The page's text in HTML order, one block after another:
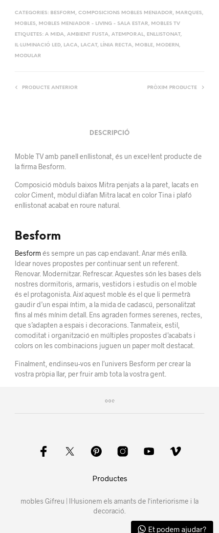
CATEGORIES: BESFORM , COMPOSICIONS MOBLES MENJADOR, MARQUES,
MOBLES, MOBLES MENJADOR - LIVING - SALA ESTAR, MOBLES TV
ETIQUETES: A MIDA, AMBIENT FUSTA, ATEMPORAL, ENLLISTONAT,
IL·LUMINACIÓ LED, LACA, LACAT, LÍNIA RECTA, MOBLE, MODERN ,
MODULAR
PRODUCTE ANTERIOR PRÒXIM PRODUCTE
DESCRIPCIÓ
Moble TV amb panell enllistonat, és un excel·lent producte de
la firma Besform.
Composició mòduls baixos Mitra penjats a la paret, lacats en
color Ciment, mòdul diàfan Mitra lacat en color Tina i plafó
enllistonat acabat en roure natural.
Besform
Besform és sempre un pas cap endavant. Anar més enllà.
Idear noves propostes per continuar sent un referent.
Renovar. Modernitzar. Refrescar. Aquestes són les bases dels
nostres dormitoris, armaris, vestidors i estudis on el moble
és el protagonista. Així aquest moble és el que li permetrà
gaudir d’un espai íntim, a la mida de cadascú, personalitzat
fins al més mínim detall. Ens agraden formes serenes, rectes,
que s’adapten a espais i decoracions. Tanmateix, estil,
comoditat i organització en múltiples propostes d’acabats i
colors on les combinacions juguen un paper molt destacat.
Finalment, endinseu-vos en l’univers Besform per crear la
vostra pròpia llar, per fruir amb tota la vostra gent.
Productes
mobles Gifreu | Il·lusionem els amants de l'interiorisme i la
decoració.
Et podem ajudar?